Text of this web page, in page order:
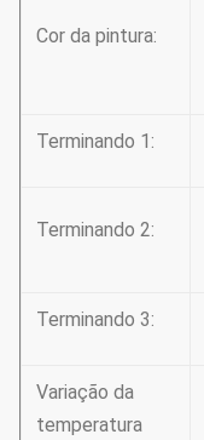
Cor da pintura:
Terminando 1:
Terminando 2:
Terminando 3:
Variação da
temperatura